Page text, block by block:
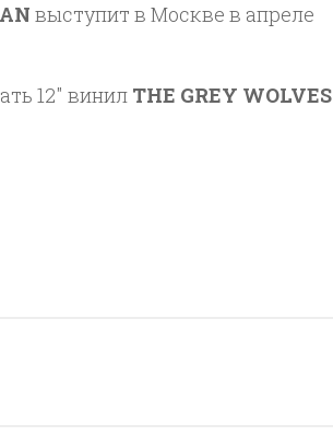
выступит в Москве в апреле
12″ винил THE GREY WOLVES